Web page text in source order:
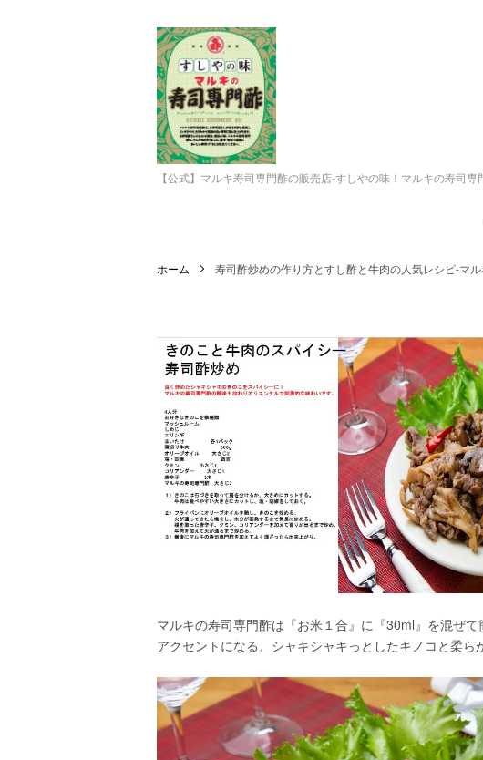
【公式】マルキ寿司専門酢の販売店-すしやの味！マルキの寿司専
ホーム 寿司酢炒めの作り方とすし酢と牛肉の人気レシピ-マ
マルキの寿司専門酢は『お米１合』に『30ml』を混ぜ
アクセントになる、シャキシャキっとしたキノコと柔